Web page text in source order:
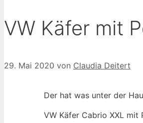
VW Käfer mit
29. Mai 2020 von Claudia Deitert
Der hat was unter der
VW Käfer Cabrio XXL mit